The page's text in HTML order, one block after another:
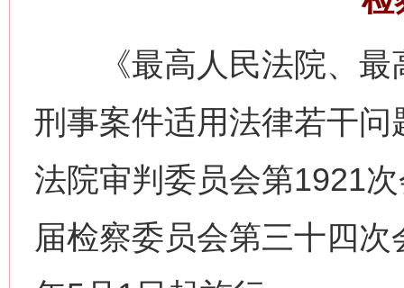
《最高人民法院、最
刑事案件适用法律若干
法院审判委员会第1921
届检察委员会第三十四